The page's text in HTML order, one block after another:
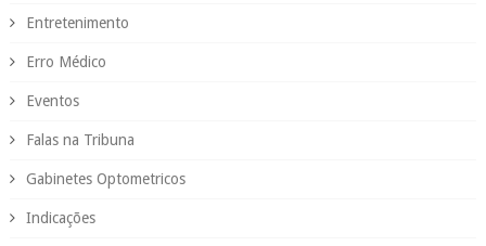
Entretenimento
Erro Médico
Eventos
Falas na Tribuna
Gabinetes Optometricos
Indicações